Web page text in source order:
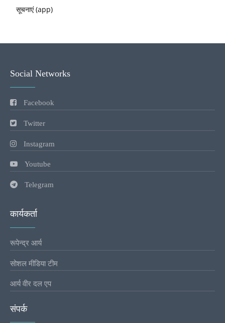
सूचनाएं (app)
Social Networks
Facebook
Twitter
Instagram
Youtube
Telegram
कार्यकर्ता
रूपेन्द्र आर्य
सोशल मीडिया टीम
आर्य वीर दल एप
संपर्क